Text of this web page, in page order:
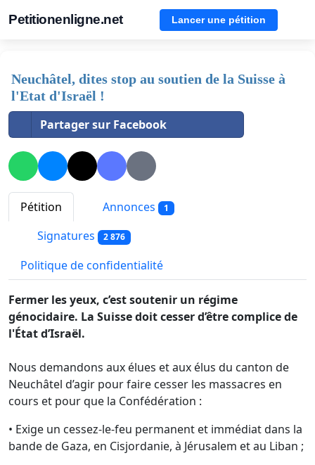
Petitionenligne.net Lancer une pétition
Neuchâtel, dites stop au soutien de la Suisse à
l'Etat d'Israël !
Partager sur Facebook
Pétition Annonces 1
Signatures 2 876
Politique de confidentialité
Fermer les yeux, c’est soutenir un régime
génocidaire. La Suisse doit cesser d’être complice de
l'État d’Israël.
Nous demandons aux élues et aux élus du canton de
Neuchâtel d’agir pour faire cesser les massacres en
cours et pour que la Confédération :
• Exige un cessez-le-feu permanent et immédiat dans la
bande de Gaza, en Cisjordanie, à Jérusalem et au Liban ;